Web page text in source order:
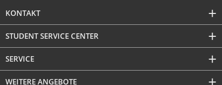
KONTAKT
STUDENT SERVICE CENTER
SERVICE
WEITERE ANGEBOTE